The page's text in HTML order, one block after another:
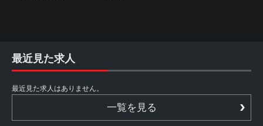
最近見た求人
最近見た求人はありません。
一覧を見る